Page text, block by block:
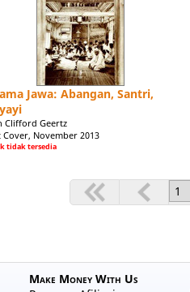
Jawa: Abangan, Santri,
Clifford Geertz
Cover, November 2013
tidak tersedia
Make Money With Us